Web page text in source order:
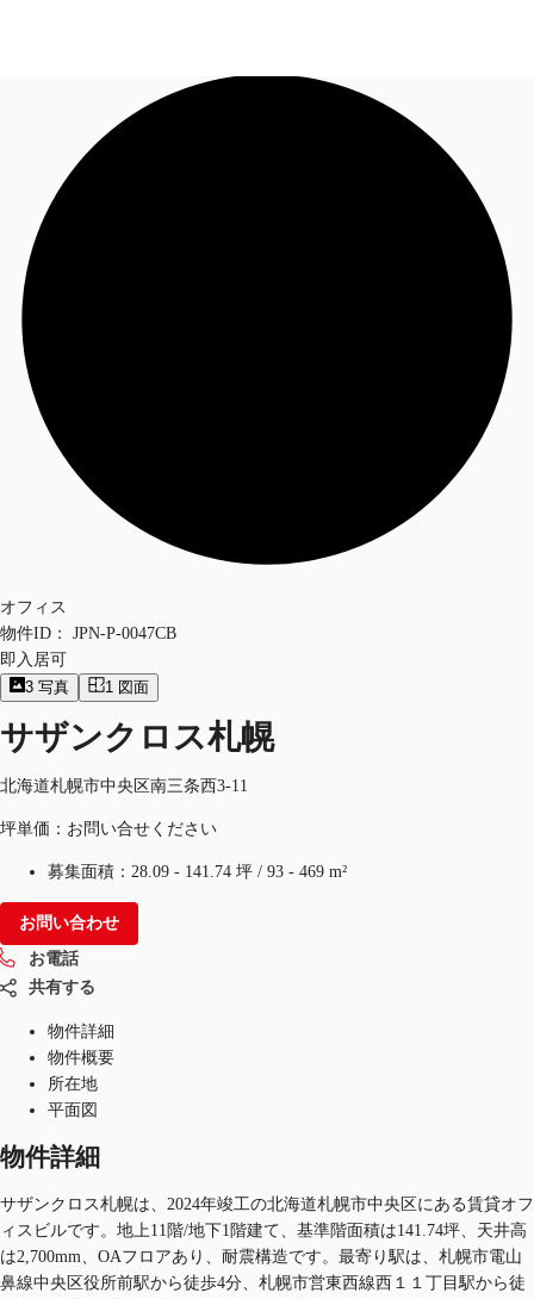
オフィス・事務所
倉庫・物流センター
お電話
オフィス
物件ID：
JPN-P-0047CB
即入居可
3 写真 1 図面
サザンクロス札幌
北海道札幌市中央区南三条西3-11
坪単価：お問い合せください
募集面積： 28.09 - 141.74 坪 / 93 - 469 m²
お問い合わせ
お電話
共有する
物件詳細
物件概要
所在地
平面図
物件詳細
サザンクロス札幌は、2024年竣工の北海道札幌市中央区にある賃貸オフ
ィスビルです。地上11階/地下1階建て、基準階面積は141.74坪、天井高
は2,700mm、OAフロアあり、耐震構造です。最寄り駅は、札幌市電山
鼻線中央区役所前駅から徒歩4分、札幌市営東西線西１１丁目駅から徒